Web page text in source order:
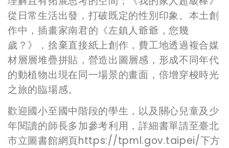
從日常生活出發，打破既定的性別印象。本土創
作中，插畫家南君的《左鎮人爺爺，您幾
歲？》，捨棄直接紙上創作，費工地透過複合媒
材層層堆疊拼貼，營造出圖層感，形成不同年代
的動植物出現在同一場景的畫面，倍增穿梭時光
之旅的臨場感。
歡迎國小至國中階段的學生，以及關心兒童及少
年閱讀的師長多加參考利用，詳細書單請至臺北
市立圖書館網頁https://tpml.gov.taipei/下方